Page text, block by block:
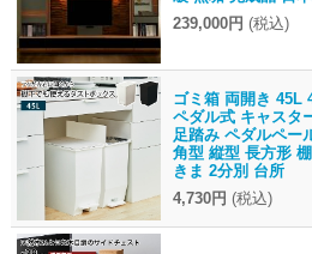
239,000円 (税込)
ゴミ箱 両開き 45L
ペダル式 キャスタ
足踏み ペダルペー
角型 縦型 長方形
きま 2分別 台所
4,730円 (税込)